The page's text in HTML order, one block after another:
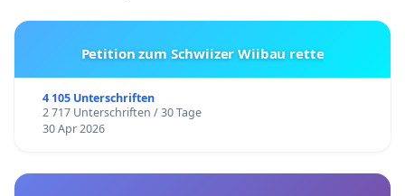
Petition zum Schwiizer Wiibau rette
4 105 Unterschriften
2 717 Unterschriften / 30 Tage
30 Apr 2026